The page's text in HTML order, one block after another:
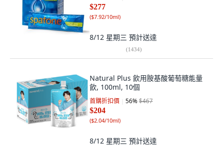
$277
($7.92/10ml)
8/12 星期三 預計送達
(1434)
Natural Plus 飲用胺基酸葡萄糖能量
飲, 100ml, 10個
首購折扣價 56%$467
$204
($2.04/10ml)
8/12 星期三 預計送達